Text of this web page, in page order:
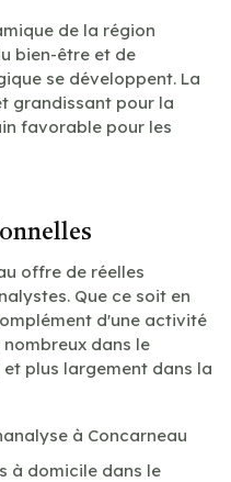
de la région
bien-être et de
se développent. La
grandissant pour la
favorable pour les
offre de réelles
Que ce soit en
d'une activité
dans le
plus largement dans la
à Concarneau
à domicile dans le